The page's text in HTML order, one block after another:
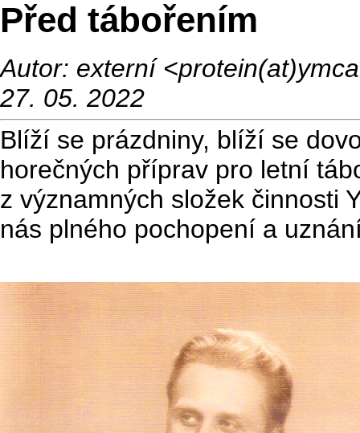
Před tábořením
Autor: externí
27. 05. 2022
Blíží se prázdniny, blíží se
horečných příprav pro letní
z významných složek činnosti
nás plného pochopení a